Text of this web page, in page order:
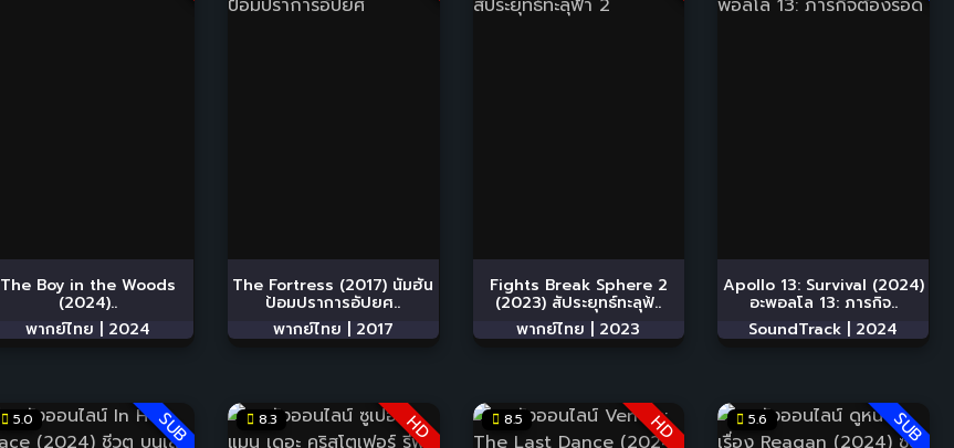
The Boy in the Woods
(2024)..
พากย์ไทย | 2024
The Fortress (2017) นัมฮัน
ป้อมปราการอัปยศ..
พากย์ไทย | 2017
Fights Break Sphere 2
(2023) สัประยุทธ์ทะลุฟ้..
พากย์ไทย | 2023
Apollo 13: Survival (2024)
อะพอลโล 13: ภารกิจ..
SoundTrack | 2024
SUB
5.0 HD
8.3 HD
8.5 SUB
5.6